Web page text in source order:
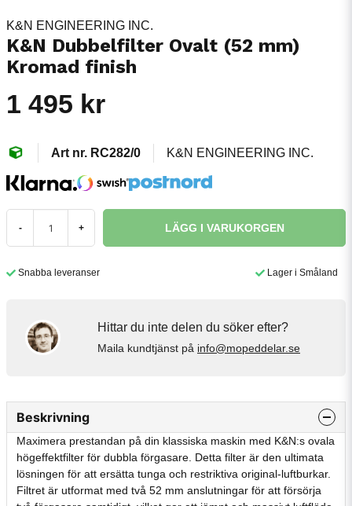
K&N ENGINEERING INC.
K&N Dubbelfilter Ovalt (52 mm) 
Kromad finish
1 495 kr
RC282/0 K&N ENGINEERING INC.
- + LÄGG I VARUKORGEN
Snabba leveranser Lager i Småland
Hittar du inte delen du söker efter?
Maila kundtjänst på info@mopeddelar.se
Beskrivning
Maximera prestandan på din klassiska maskin med K&N:s ovala
högeffektfilter för dubbla förgasare. Detta filter är den ultimata
lösningen för att ersätta tunga och restriktiva original-luftburkar.
Filtret är utformat med två 52 mm anslutningar för att försörja